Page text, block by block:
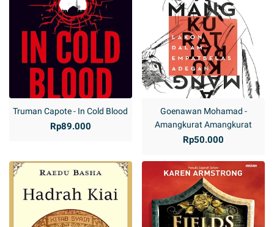
Truman Capote - In Cold Blood
Rp89.000
Goenawan Mohamad -
Amangkurat Amangkurat
Rp50.000